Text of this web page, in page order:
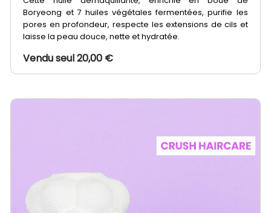
Boryeong et 7 huiles végétales fermentées, purifie les
pores en profondeur, respecte les extensions de cils et
laisse la peau douce, nette et hydratée.
Vendu seul 20,00 €